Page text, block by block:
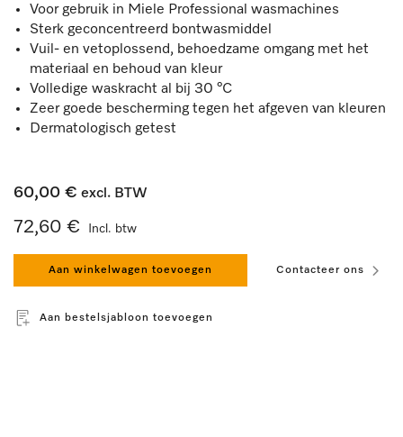
Voor gebruik in Miele Professional wasmachines
Sterk geconcentreerd bontwasmiddel
Vuil- en vetoplossend, behoedzame omgang met het
materiaal en behoud van kleur
Volledige waskracht al bij 30 °C
Zeer goede bescherming tegen het afgeven van kleuren
Dermatologisch getest
60,00 € excl. BTW
72,60 € Incl. btw
Aan winkelwagen toevoegen Contacteer ons
Aan bestelsjabloon toevoegen